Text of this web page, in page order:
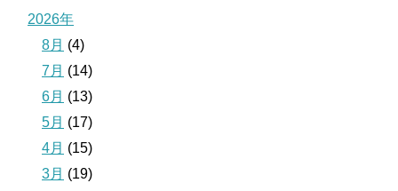
2026年
8月 (4)
7月 (14)
6月 (13)
5月 (17)
4月 (15)
3月 (19)